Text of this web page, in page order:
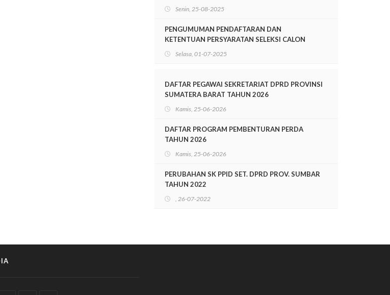
INDONESIA DAERAH PROVINSI SUMATERA
BARAT PERIODE 2025-2028
Senin, 25-08-2025
PENGUMUMAN PENDAFTARAN DAN
KETENTUAN PERSYARATAN SELEKSI CALON
ANGGOTA KOMISI PENYIARAN INDONESIA
DAERAH SUMATERA BARAT MASA JABATAN
Selasa, 01-07-2025
DAFTAR PEGAWAI SEKRETARIAT DPRD PROVINSI
SUMATERA BARAT TAHUN 2026
Kamis, 25-06-2026
DAFTAR PROGRAM PEMBENTURAN PERDA
TAHUN 2026
Kamis, 25-06-2026
PERUBAHAN SK PPID SET. DPRD PROV. SUMBAR
TAHUN 2022
, 26-07-2022